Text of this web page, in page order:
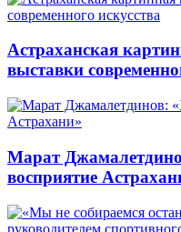
Астраханская
выставки
Марат
восприятие